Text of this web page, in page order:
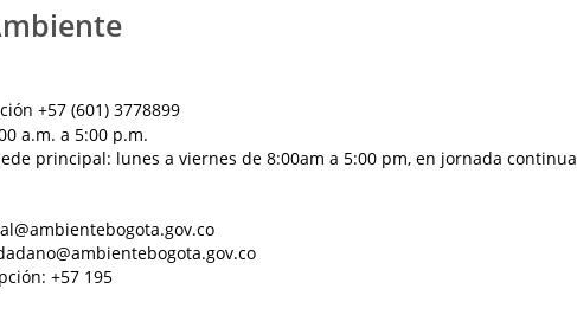
+57 (601) 3778899
a.m. a 5:00 p.m.
principal: lunes a viernes de 8:00am a 5:00 pm, en jornada continua
+57 195